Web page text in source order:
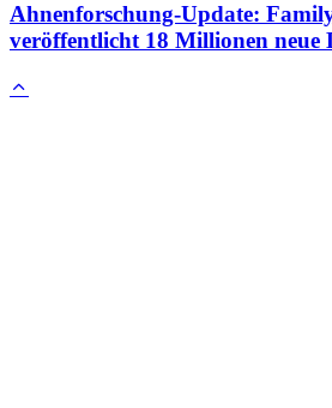
Ahnenforschung-Update:
veröffentlicht 18 Millionen neue